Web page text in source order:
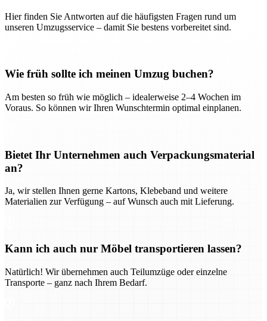
Hier finden Sie Antworten auf die häufigsten Fragen rund um
unseren Umzugsservice – damit Sie bestens vorbereitet sind.
Wie früh sollte ich meinen Umzug buchen?
Am besten so früh wie möglich – idealerweise 2–4 Wochen im
Voraus. So können wir Ihren Wunschtermin optimal einplanen.
Bietet Ihr Unternehmen auch Verpackungsmaterial
an?
Ja, wir stellen Ihnen gerne Kartons, Klebeband und weitere
Materialien zur Verfügung – auf Wunsch auch mit Lieferung.
Kann ich auch nur Möbel transportieren lassen?
Natürlich! Wir übernehmen auch Teilumzüge oder einzelne
Transporte – ganz nach Ihrem Bedarf.